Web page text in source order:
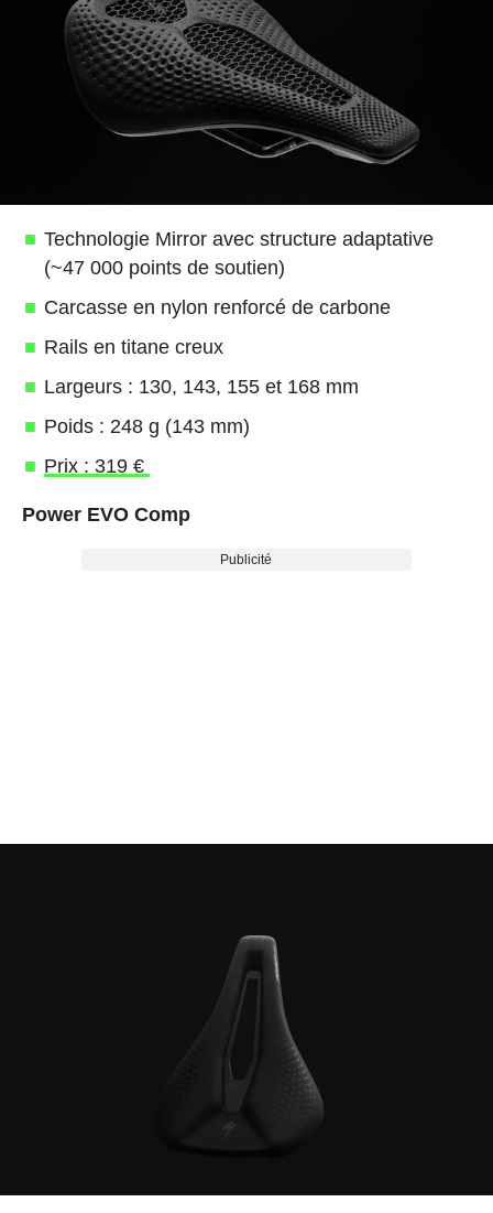
Technologie Mirror avec structure adaptative
(~47 000 points de soutien)
Carcasse en nylon renforcé de carbone
Rails en titane creux
Largeurs : 130, 143, 155 et 168 mm
Poids : 248 g (143 mm)
Prix : 319 €
Power EVO Comp
Publicité